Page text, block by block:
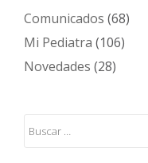
Comunicados (68)
Mi Pediatra (106)
Novedades (28)